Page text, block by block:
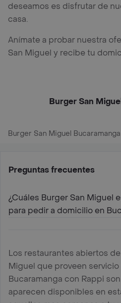
deseamos es disfrutar de
casa.
Anímate a probar nuestra
San Miguel y recibe tu
Burger San
Burger San Miguel Bucaramanga
Preguntas frecuentes
¿Cuáles Burger San Miguel
para pedir a domicilio en
Los restaurantes abiertos
Miguel que proveen
Bucaramanga con Rappi
aparecen disponibles en